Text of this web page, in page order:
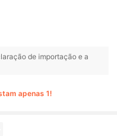
de importação e a
apenas 1!